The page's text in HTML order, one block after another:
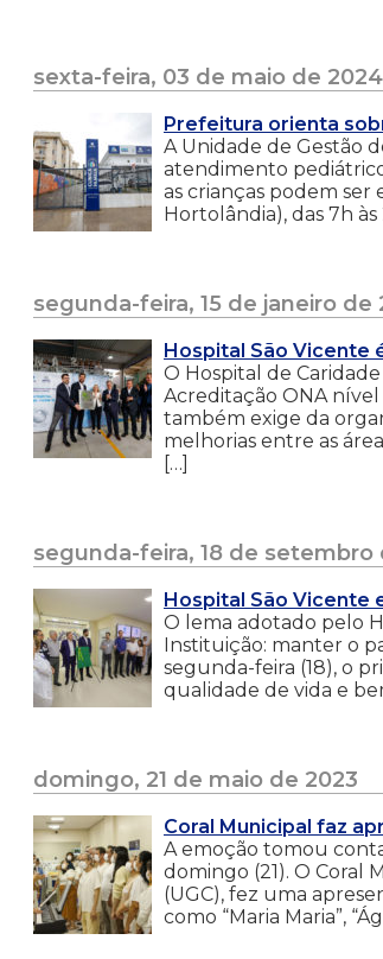
sexta-feira, 03 de maio de 2024
Prefeitura orienta
A Unidade de Gestão
atendimento
as crianças podem ser
Hortolândia), das 7h
segunda-feira, 15 de janeiro de
Hospital São Vicente
O Hospital de
Acreditação ONA
também exige da
melhorias entre as
[…]
segunda-feira, 18 de setembro
Hospital São Vicente
O lema adotado pelo
Instituição: manter o
segunda-feira (18), o
qualidade de vida e
domingo, 21 de maio de 2023
Coral Municipal faz
A emoção tomou
domingo (21). O Coral
(UGC), fez uma
como “Maria Maria”,